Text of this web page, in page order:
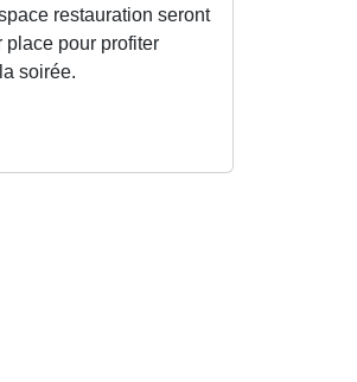
restauration seront
pour profiter
soirée.